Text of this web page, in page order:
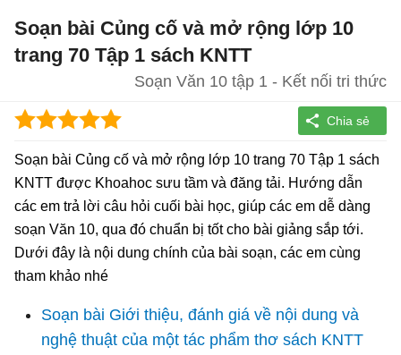
Soạn bài Củng cố và mở rộng lớp 10
trang 70 Tập 1 sách KNTT
Soạn Văn 10 tập 1 - Kết nối tri thức
Soạn bài Củng cố và mở rộng lớp 10 trang 70 Tập 1 sách
KNTT được Khoahoc sưu tầm và đăng tải. Hướng dẫn
các em trả lời câu hỏi cuối bài học, giúp các em dễ dàng
soạn Văn 10, qua đó chuẩn bị tốt cho bài giảng sắp tới.
Dưới đây là nội dung chính của bài soạn, các em cùng
tham khảo nhé
Soạn bài Giới thiệu, đánh giá về nội dung và
nghệ thuật của một tác phẩm thơ sách KNTT